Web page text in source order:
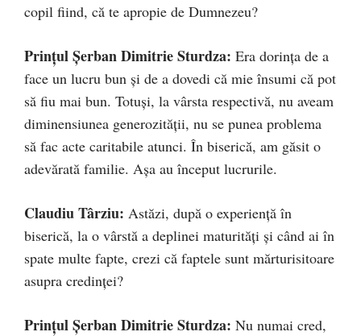
copil fiind, că te apropie de Dumnezeu?
Prințul Șerban Dimitrie Sturdza: Era dorința de a
face un lucru bun și de a dovedi că mie însumi că pot
să fiu mai bun. Totuși, la vârsta respectivă, nu aveam
diminensiunea generozității, nu se punea problema
să fac acte caritabile atunci. În biserică, am găsit o
adevărată familie. Așa au început lucrurile.
Claudiu Târziu: Astăzi, după o experiență în
biserică, la o vârstă a deplinei maturități și când ai în
spate multe fapte, crezi că faptele sunt mărturisitoare
asupra credinței?
Prințul Șerban Dimitrie Sturdza: Nu numai cred,